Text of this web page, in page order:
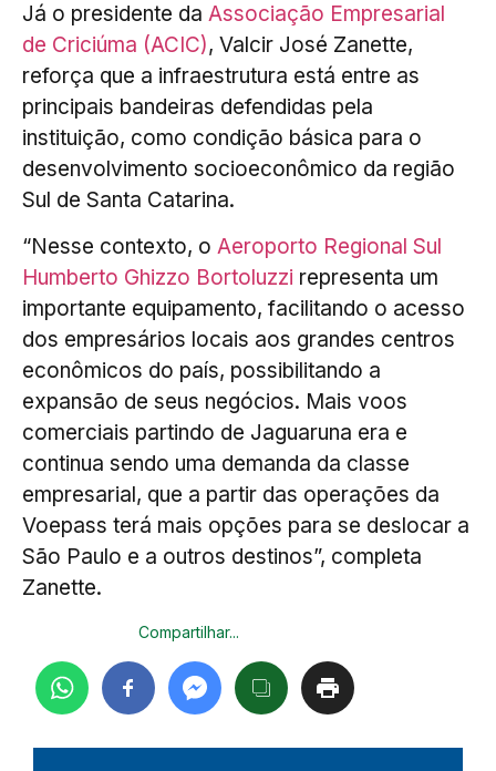
Já o presidente da Associação Empresarial
de Criciúma (ACIC), Valcir José Zanette,
reforça que a infraestrutura está entre as
principais bandeiras defendidas pela
instituição, como condição básica para o
desenvolvimento socioeconômico da região
Sul de Santa Catarina.
“Nesse contexto, o Aeroporto Regional Sul
Humberto Ghizzo Bortoluzzi representa um
importante equipamento, facilitando o acesso
dos empresários locais aos grandes centros
econômicos do país, possibilitando a
expansão de seus negócios. Mais voos
comerciais partindo de Jaguaruna era e
continua sendo uma demanda da classe
empresarial, que a partir das operações da
Voepass terá mais opções para se deslocar a
São Paulo e a outros destinos”, completa
Zanette.
Compartilhar...